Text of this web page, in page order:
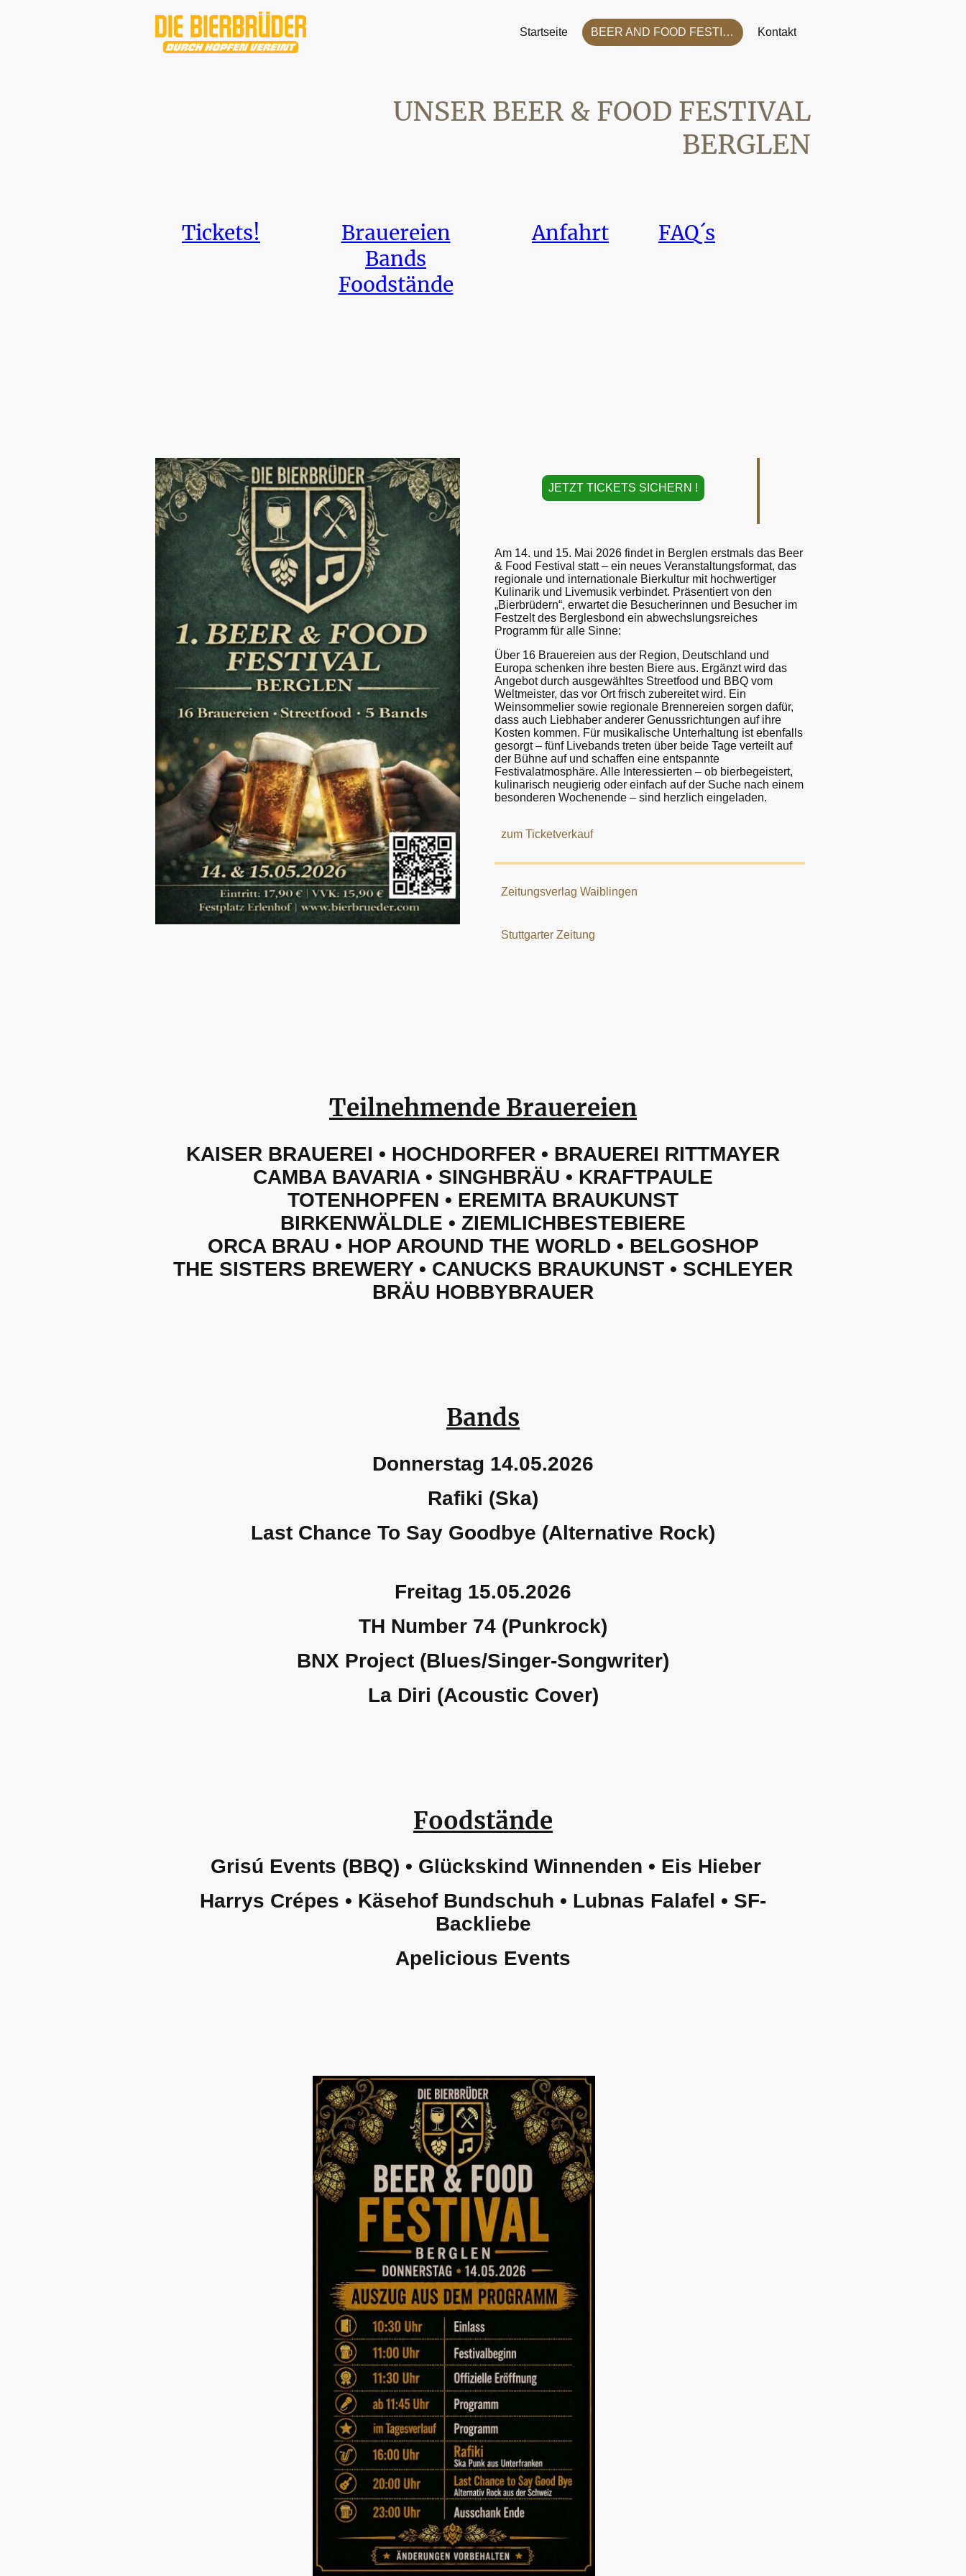
Startseite BEER AND FOOD FESTIVAL Kontakt
UNSER BEER & FOOD FESTIVAL
BERGLEN
Tickets!
Brauereien
Bands
Foodstände
Anfahrt FAQ´s
JETZT TICKETS SICHERN !
Am 14. und 15. Mai 2026 findet in Berglen erstmals das Beer
& Food Festival statt – ein neues Veranstaltungsformat, das
regionale und internationale Bierkultur mit hochwertiger
Kulinarik und Livemusik verbindet. Präsentiert von den
„Bierbrüdern“, erwartet die Besucherinnen und Besucher im
Festzelt des Berglesbond ein abwechslungsreiches
Programm für alle Sinne:
Über 16 Brauereien aus der Region, Deutschland und
Europa schenken ihre besten Biere aus. Ergänzt wird das
Angebot durch ausgewähltes Streetfood und BBQ vom
Weltmeister, das vor Ort frisch zubereitet wird. Ein
Weinsommelier sowie regionale Brennereien sorgen dafür,
dass auch Liebhaber anderer Genussrichtungen auf ihre
Kosten kommen. Für musikalische Unterhaltung ist ebenfalls
gesorgt – fünf Livebands treten über beide Tage verteilt auf
der Bühne auf und schaffen eine entspannte
Festivalatmosphäre. Alle Interessierten – ob bierbegeistert,
kulinarisch neugierig oder einfach auf der Suche nach einem
besonderen Wochenende – sind herzlich eingeladen.
zum Ticketverkauf
Zeitungsverlag Waiblingen
Stuttgarter Zeitung
Teilnehmende Brauereien
KAISER BRAUEREI • HOCHDORFER • BRAUEREI RITTMAYER
CAMBA BAVARIA • SINGHBRÄU • KRAFTPAULE
TOTENHOPFEN • EREMITA BRAUKUNST
BIRKENWÄLDLE • ZIEMLICHBESTEBIERE
ORCA BRAU • HOP AROUND THE WORLD • BELGOSHOP
THE SISTERS BREWERY • CANUCKS BRAUKUNST • SCHLEYER
BRÄU HOBBYBRAUER
Bands
Donnerstag 14.05.2026
Rafiki (Ska)
Last Chance To Say Goodbye (Alternative Rock)
Freitag 15.05.2026
TH Number 74 (Punkrock)
BNX Project (Blues/Singer-Songwriter)
La Diri (Acoustic Cover)
Foodstände
Grisú Events (BBQ) • Glückskind Winnenden • Eis Hieber
Harrys Crépes • Käsehof Bundschuh • Lubnas Falafel • SF-
Backliebe
Apelicious Events